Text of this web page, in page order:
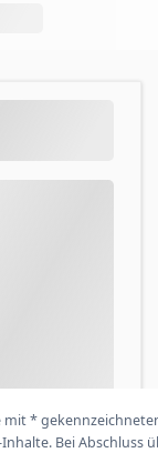
mit *
Bei Abschluss